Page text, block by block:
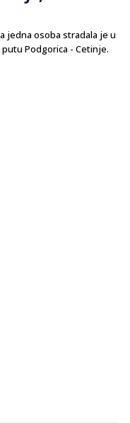
jedna osoba stradala je u
Podgorica - Cetinje.